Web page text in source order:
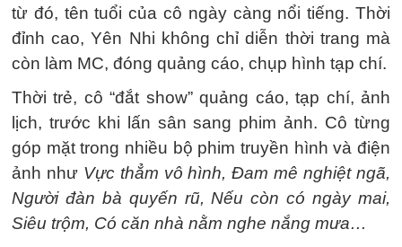
từ đó, tên tuổi của cô ngày càng nổi tiếng. Thời
đỉnh cao, Yên Nhi không chỉ diễn thời trang mà
còn làm MC, đóng quảng cáo, chụp hình tạp chí.
Thời trẻ, cô “đắt show” quảng cáo, tạp chí, ảnh
lịch, trước khi lấn sân sang phim ảnh. Cô từng
góp mặt trong nhiều bộ phim truyền hình và điện
ảnh như Vực thẳm vô hình, Đam mê nghiệt ngã,
Người đàn bà quyến rũ, Nếu còn có ngày mai,
Siêu trộm, Có căn nhà nằm nghe nắng mưa…